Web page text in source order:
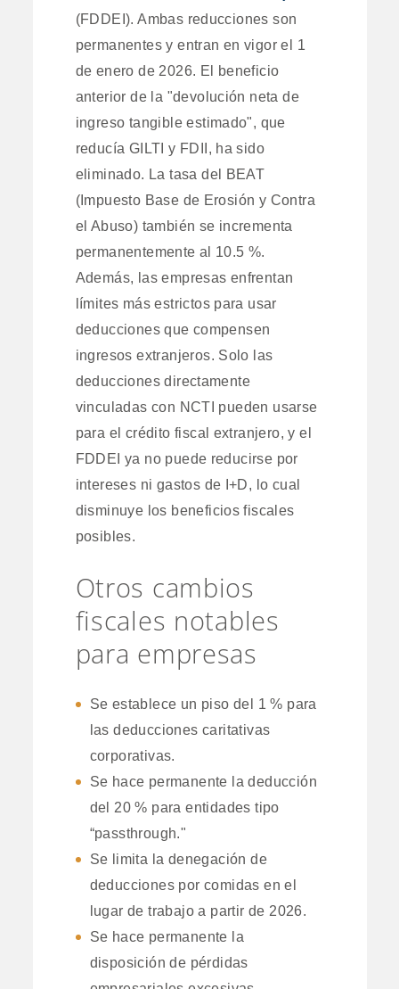
(FDDEI). Ambas reducciones son
permanentes y entran en vigor el 1
de enero de 2026. El beneficio
anterior de la "devolución neta de
ingreso tangible estimado", que
reducía GILTI y FDII, ha sido
eliminado. La tasa del BEAT
(Impuesto Base de Erosión y Contra
el Abuso) también se incrementa
permanentemente al 10.5 %.
Además, las empresas enfrentan
límites más estrictos para usar
deducciones que compensen
ingresos extranjeros. Solo las
deducciones directamente
vinculadas con NCTI pueden usarse
para el crédito fiscal extranjero, y el
FDDEI ya no puede reducirse por
intereses ni gastos de I+D, lo cual
disminuye los beneficios fiscales
posibles.
Otros cambios
fiscales notables
para empresas
Se establece un piso del 1 % para
las deducciones caritativas
corporativas.
Se hace permanente la deducción
del 20 % para entidades tipo
“passthrough."
Se limita la denegación de
deducciones por comidas en el
lugar de trabajo a partir de 2026.
Se hace permanente la
disposición de pérdidas